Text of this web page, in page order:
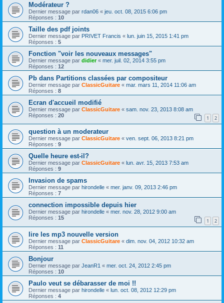
Modérateur ?
Dernier message par rdan06 « jeu. oct. 08, 2015 6:06 pm
Réponses : 10
Taille des pdf joints
Dernier message par PRIVET Francis « lun. juin 15, 2015 1:41 pm
Réponses : 5
Fonction "voir les nouveaux messages"
Dernier message par didier« mer. juil. 02, 2014 3:55 pm
Réponses : 12
Pb dans Partitions classées par compositeur
Dernier message par ClassicGuitare « mar. mars 11, 2014 11:06 am
Réponses : 8
Ecran d'accueil modifié
Dernier message par ClassicGuitare « sam. nov. 23, 2013 8:08 am
Réponses : 20 1 2
question à un moderateur
Dernier message par ClassicGuitare « ven. sept. 06, 2013 8:21 pm
Réponses : 9
Quelle heure est-il?
Dernier message par ClassicGuitare « lun. avr. 15, 2013 7:53 am
Réponses : 9
Invasion de spams
Dernier message par hirondelle « mer. janv. 09, 2013 2:46 pm
Réponses : 7
connection impossible depuis hier
Dernier message par hirondelle « mer. nov. 28, 2012 9:00 am
Réponses : 15 1 2
lire les mp3 nouvelle version
Dernier message par ClassicGuitare « dim. nov. 04, 2012 10:32 am
Réponses : 11
Bonjour
Dernier message par JeanR1 « mer. oct. 24, 2012 2:45 pm
Réponses : 10
Paulo veut se débarasser de moi !!
Dernier message par hirondelle « lun. oct. 08, 2012 12:29 pm
Réponses : 4